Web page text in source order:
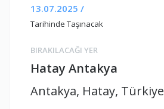
13.07.2025 /
Tarihinde Taşınacak
BIRAKILACAĞI YER
Hatay Antakya
Antakya, Hatay, Türkiye